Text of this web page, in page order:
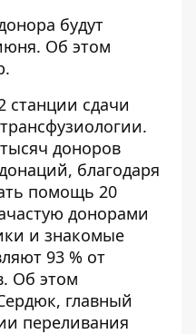
будут
Об этом
.
станции сдачи
доноров
благодаря
помощь 20
донорами
и знакомые
93 % от
Об этом
главный
переливания